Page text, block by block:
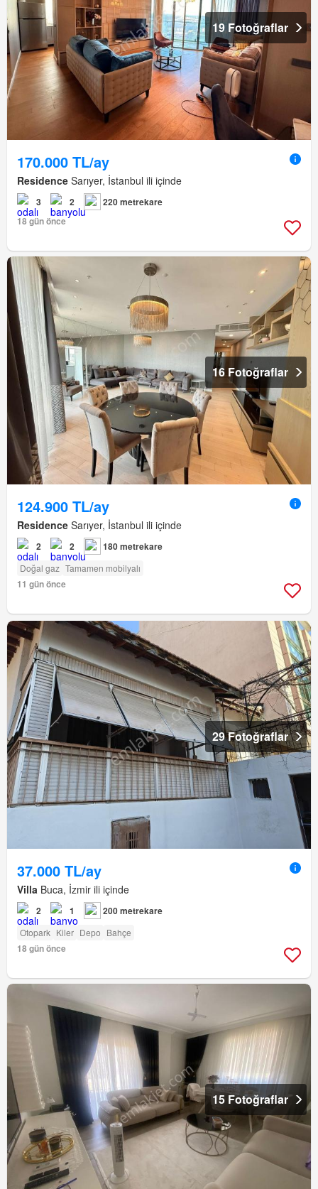
19 Fotoğraflar
170.000 TL/ay
Residence Sarıyer, İstanbul ili içinde
3 2
220 metrekare
18 gün önce
16 Fotoğraflar
124.900 TL/ay
Residence Sarıyer, İstanbul ili içinde
2 2 180 metrekare
Doğal gaz Tamamen mobilyalı
11 gün önce
29 Fotoğraflar
37.000 TL/ay
Villa Buca, İzmir ili içinde
2 1 200 metrekare
Otopark Kiler Depo Bahçe
18 gün önce
15 Fotoğraflar